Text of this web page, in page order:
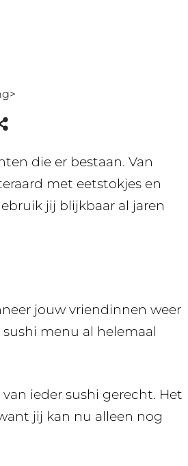
die er bestaan. Van
met eetstokjes en
jij blijkbaar al jaren
jouw vriendinnen weer
menu al helemaal
ieder sushi gerecht. Het
jij kan nu alleen nog